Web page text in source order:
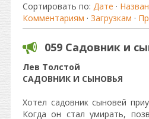
Сортировать по: Дате ·
Комментариям · Загрузкам ·
059 Садовник и
Лев Толстой
САДОВНИК И СЫНОВЬЯ
Хотел садовник сыновей
Когда он стал умирать,